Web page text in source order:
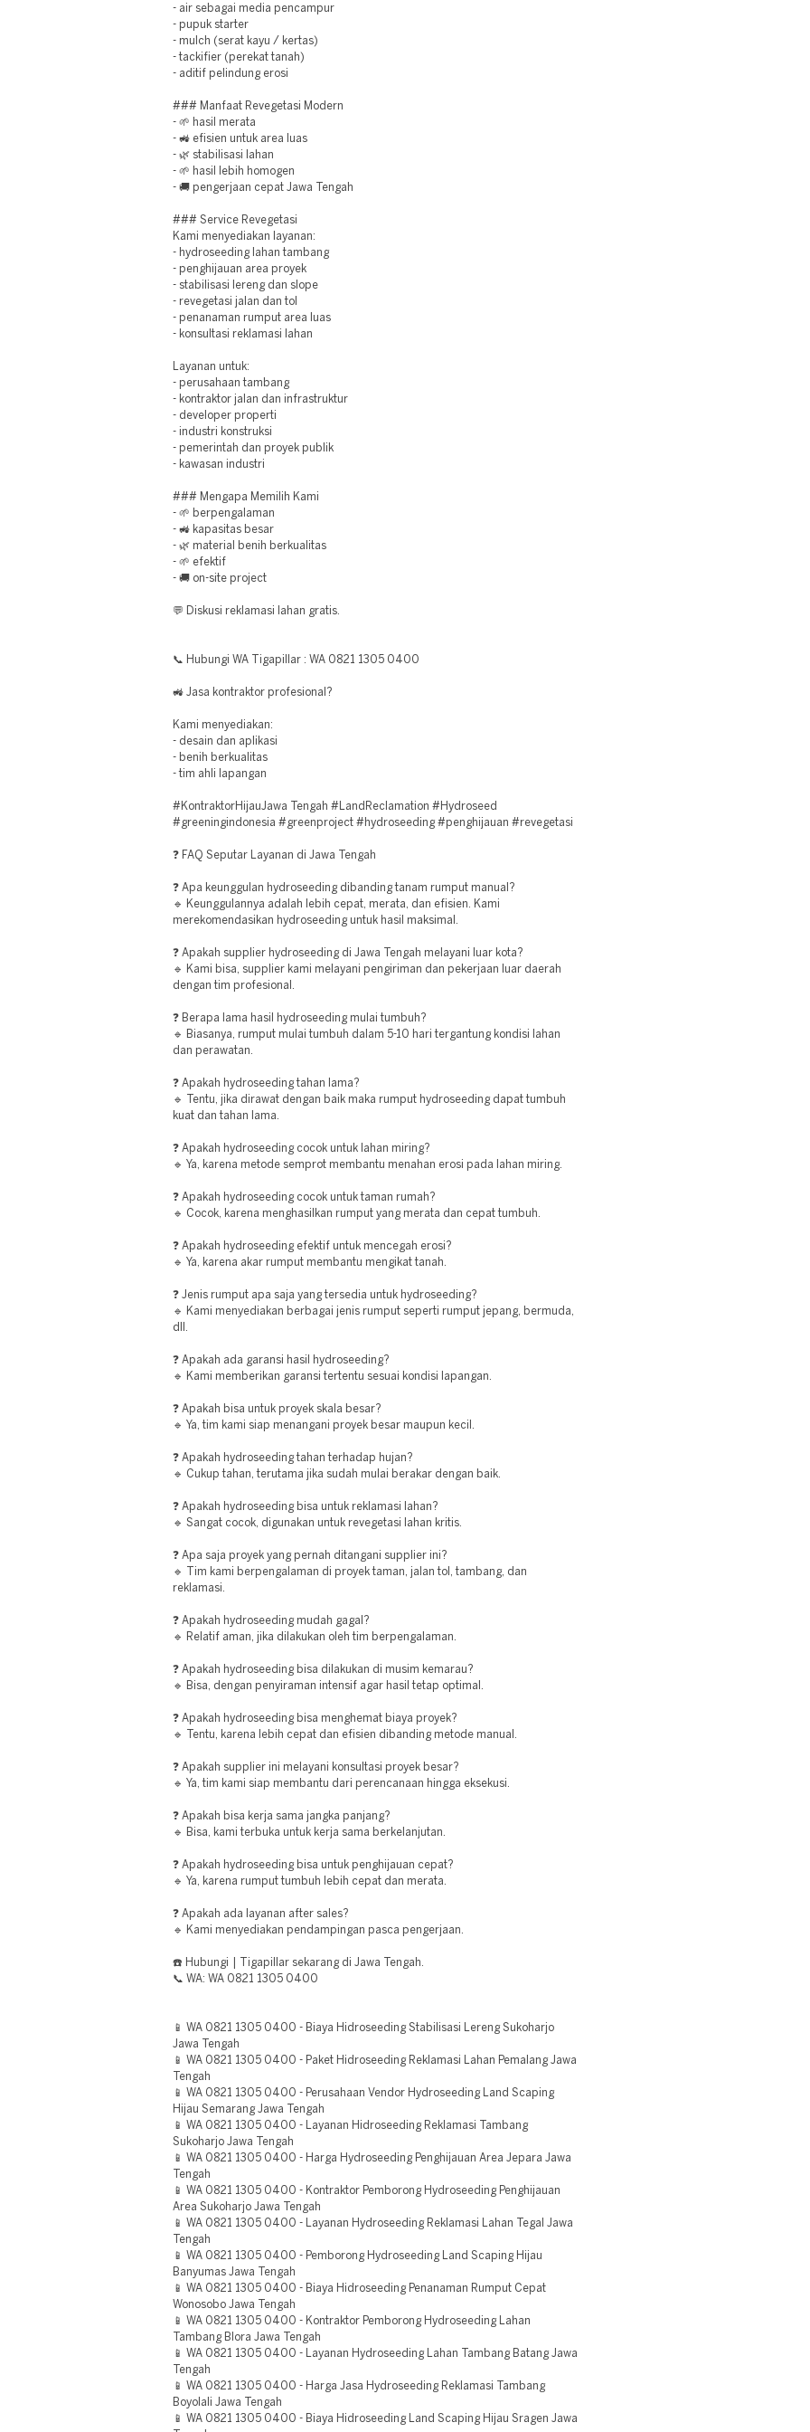
- air sebagai media pencampur
- pupuk starter
- mulch (serat kayu / kertas)
- tackifier (perekat tanah)
- aditif pelindung erosi
### Manfaat Revegetasi Modern
- 🌱 hasil merata
- 🚜 efisien untuk area luas
- 🌿 stabilisasi lahan
- 🌱 hasil lebih homogen
- 🚚 pengerjaan cepat Jawa Tengah
### Service Revegetasi
Kami menyediakan layanan:
- hydroseeding lahan tambang
- penghijauan area proyek
- stabilisasi lereng dan slope
- revegetasi jalan dan tol
- penanaman rumput area luas
- konsultasi reklamasi lahan
Layanan untuk:
- perusahaan tambang
- kontraktor jalan dan infrastruktur
- developer properti
- industri konstruksi
- pemerintah dan proyek publik
- kawasan industri
### Mengapa Memilih Kami
- 🌱 berpengalaman
- 🚜 kapasitas besar
- 🌿 material benih berkualitas
- 🌱 efektif
- 🚚 on-site project
💬 Diskusi reklamasi lahan gratis.
📞 Hubungi WA Tigapillar : WA 0821 1305 0400
🚜 Jasa kontraktor profesional?
Kami menyediakan:
- desain dan aplikasi
- benih berkualitas
- tim ahli lapangan
#KontraktorHijauJawa Tengah #LandReclamation #Hydroseed
#greeningindonesia #greenproject #hydroseeding #penghijauan #revegetasi
❓ FAQ Seputar Layanan di Jawa Tengah
❓ Apa keunggulan hydroseeding dibanding tanam rumput manual?
🔹 Keunggulannya adalah lebih cepat, merata, dan efisien. Kami
merekomendasikan hydroseeding untuk hasil maksimal.
❓ Apakah supplier hydroseeding di Jawa Tengah melayani luar kota?
🔹 Kami bisa, supplier kami melayani pengiriman dan pekerjaan luar daerah
dengan tim profesional.
❓ Berapa lama hasil hydroseeding mulai tumbuh?
🔹 Biasanya, rumput mulai tumbuh dalam 5-10 hari tergantung kondisi lahan
dan perawatan.
❓ Apakah hydroseeding tahan lama?
🔹 Tentu, jika dirawat dengan baik maka rumput hydroseeding dapat tumbuh
kuat dan tahan lama.
❓ Apakah hydroseeding cocok untuk lahan miring?
🔹 Ya, karena metode semprot membantu menahan erosi pada lahan miring.
❓ Apakah hydroseeding cocok untuk taman rumah?
🔹 Cocok, karena menghasilkan rumput yang merata dan cepat tumbuh.
❓ Apakah hydroseeding efektif untuk mencegah erosi?
🔹 Ya, karena akar rumput membantu mengikat tanah.
❓ Jenis rumput apa saja yang tersedia untuk hydroseeding?
🔹 Kami menyediakan berbagai jenis rumput seperti rumput jepang, bermuda,
dll.
❓ Apakah ada garansi hasil hydroseeding?
🔹 Kami memberikan garansi tertentu sesuai kondisi lapangan.
❓ Apakah bisa untuk proyek skala besar?
🔹 Ya, tim kami siap menangani proyek besar maupun kecil.
❓ Apakah hydroseeding tahan terhadap hujan?
🔹 Cukup tahan, terutama jika sudah mulai berakar dengan baik.
❓ Apakah hydroseeding bisa untuk reklamasi lahan?
🔹 Sangat cocok, digunakan untuk revegetasi lahan kritis.
❓ Apa saja proyek yang pernah ditangani supplier ini?
🔹 Tim kami berpengalaman di proyek taman, jalan tol, tambang, dan
reklamasi.
❓ Apakah hydroseeding mudah gagal?
🔹 Relatif aman, jika dilakukan oleh tim berpengalaman.
❓ Apakah hydroseeding bisa dilakukan di musim kemarau?
🔹 Bisa, dengan penyiraman intensif agar hasil tetap optimal.
❓ Apakah hydroseeding bisa menghemat biaya proyek?
🔹 Tentu, karena lebih cepat dan efisien dibanding metode manual.
❓ Apakah supplier ini melayani konsultasi proyek besar?
🔹 Ya, tim kami siap membantu dari perencanaan hingga eksekusi.
❓ Apakah bisa kerja sama jangka panjang?
🔹 Bisa, kami terbuka untuk kerja sama berkelanjutan.
❓ Apakah hydroseeding bisa untuk penghijauan cepat?
🔹 Ya, karena rumput tumbuh lebih cepat dan merata.
❓ Apakah ada layanan after sales?
🔹 Kami menyediakan pendampingan pasca pengerjaan.
☎️ Hubungi | Tigapillar sekarang di Jawa Tengah.
📞 WA: WA 0821 1305 0400
📱 WA 0821 1305 0400 - Biaya Hidroseeding Stabilisasi Lereng Sukoharjo
Jawa Tengah
📱 WA 0821 1305 0400 - Paket Hidroseeding Reklamasi Lahan Pemalang Jawa
Tengah
📱 WA 0821 1305 0400 - Perusahaan Vendor Hydroseeding Land Scaping
Hijau Semarang Jawa Tengah
📱 WA 0821 1305 0400 - Layanan Hidroseeding Reklamasi Tambang
Sukoharjo Jawa Tengah
📱 WA 0821 1305 0400 - Harga Hydroseeding Penghijauan Area Jepara Jawa
Tengah
📱 WA 0821 1305 0400 - Kontraktor Pemborong Hydroseeding Penghijauan
Area Sukoharjo Jawa Tengah
📱 WA 0821 1305 0400 - Layanan Hydroseeding Reklamasi Lahan Tegal Jawa
Tengah
📱 WA 0821 1305 0400 - Pemborong Hydroseeding Land Scaping Hijau
Banyumas Jawa Tengah
📱 WA 0821 1305 0400 - Biaya Hidroseeding Penanaman Rumput Cepat
Wonosobo Jawa Tengah
📱 WA 0821 1305 0400 - Kontraktor Pemborong Hydroseeding Lahan
Tambang Blora Jawa Tengah
📱 WA 0821 1305 0400 - Layanan Hydroseeding Lahan Tambang Batang Jawa
Tengah
📱 WA 0821 1305 0400 - Harga Jasa Hydroseeding Reklamasi Tambang
Boyolali Jawa Tengah
📱 WA 0821 1305 0400 - Biaya Hidroseeding Land Scaping Hijau Sragen Jawa